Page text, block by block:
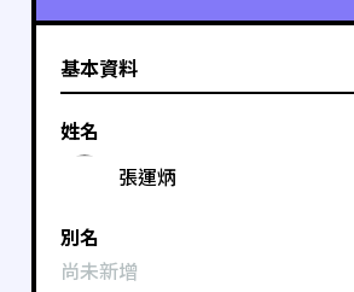
基本資料
姓名
張運炳
別名
尚未新增